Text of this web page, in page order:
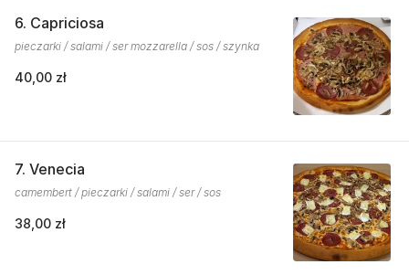
6. Capriciosa
pieczarki / salami / ser mozzarella / sos / szynka
40,00 zł
7. Venecia
camembert / pieczarki / salami / ser / sos
38,00 zł